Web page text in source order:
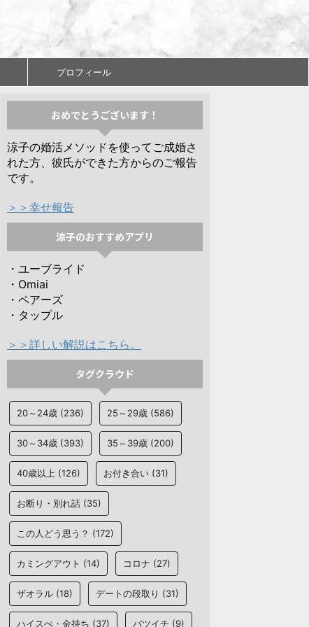
プロフィール
おめでとうございます！
涼子の婚活メソッドを使ってご成婚さ
れた方、彼氏ができた方からのご報告
です。
＞＞幸せ報告
涼子のおすすめアプリ
・ユーブライド
・Omiai
・ペアーズ
・タップル
＞＞詳しい解説はこちら。
タグクラウド
20～24歳 (236) 25～29歳 (586)
30～34歳 (393) 35～39歳 (200)
40歳以上 (126) お付き合い (31)
お断り・別れ話 (35)
この人どう思う？ (172)
カミングアウト (14) コロナ (27)
ザオラル (18) デートの段取り (31)
ハイスぺ・金持ち (37) バツイチ (9)